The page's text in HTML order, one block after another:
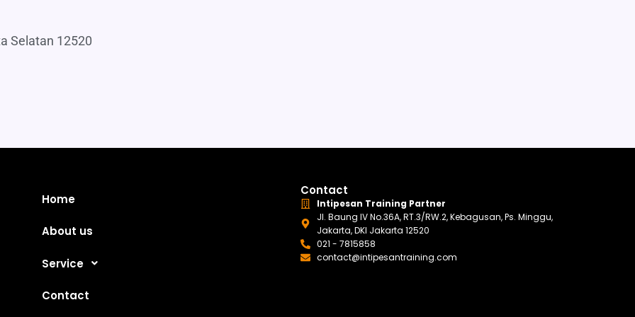
Selatan 12520
Home
About us
Service
Contact
Contact
Intipesan Training Partner
Jl. Baung IV No.36A, RT.3/RW.2, Kebagusan, Ps. Minggu,
Jakarta, DKI Jakarta 12520
021 - 7815858
contact@intipesantraining.com